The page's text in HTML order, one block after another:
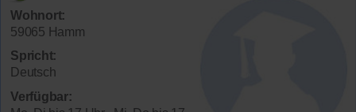
Wohnort:
59065 Hamm
Spricht:
Deutsch
Verfügbar: